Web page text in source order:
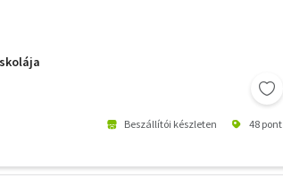
Beszállítói készleten 48 pont